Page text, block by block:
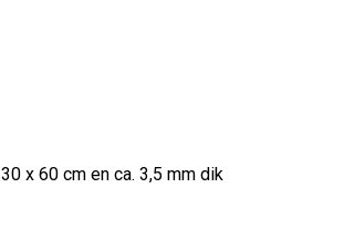
x 60 cm en ca. 3,5 mm dik